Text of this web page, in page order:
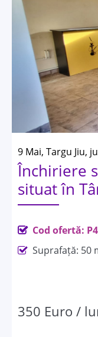
9 Mai, Targu Jiu,
Închiriere
situat în
Cod ofertă:
Suprafață: 50
350 Euro /